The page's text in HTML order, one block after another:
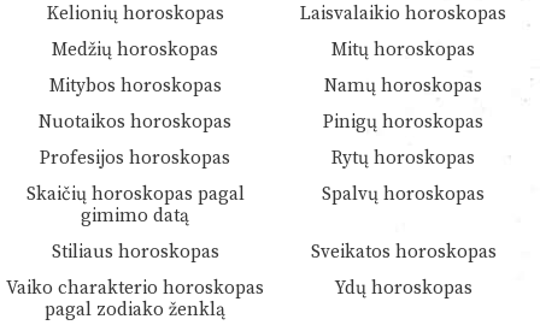
Kelionių horoskopas
Laisvalaikio horoskopas
Medžių horoskopas
Mitų horoskopas
Mitybos horoskopas
Namų horoskopas
Nuotaikos horoskopas
Pinigų horoskopas
Profesijos horoskopas
Rytų horoskopas
Skaičių horoskopas pagal
gimimo datą
Spalvų horoskopas
Stiliaus horoskopas
Sveikatos horoskopas
Vaiko charakterio horoskopas
pagal zodiako ženklą
Ydų horoskopas